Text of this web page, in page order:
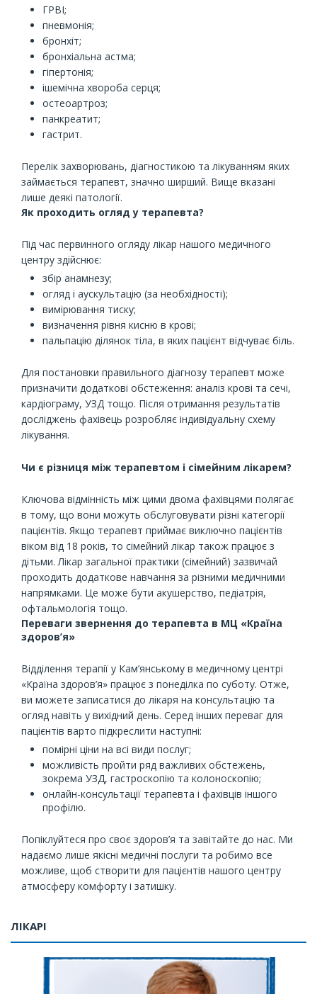
ГРВІ;
пневмонія;
бронхіт;
бронхіальна астма;
гіпертонія;
ішемічна хвороба серця;
остеоартроз;
панкреатит;
гастрит.
Перелік захворювань, діагностикою та лікуванням яких
займається терапевт, значно ширший. Вище вказані
лише деякі патології.
Як проходить огляд у терапевта?
Під час первинного огляду лікар нашого медичного
центру здійснює:
збір анамнезу;
огляд і аускультацію (за необхідності);
вимірювання тиску;
визначення рівня кисню в крові;
пальпацію ділянок тіла, в яких пацієнт відчуває біль.
Для постановки правильного діагнозу терапевт може
призначити додаткові обстеження: аналіз крові та сечі,
кардіограму, УЗД тощо. Після отримання результатів
досліджень фахівець розробляє індивідуальну схему
лікування.
Чи є різниця між терапевтом і сімейним лікарем?
Ключова відмінність між цими двома фахівцями полягає
в тому, що вони можуть обслуговувати різні категорії
пацієнтів. Якщо терапевт приймає виключно пацієнтів
віком від 18 років, то сімейний лікар також працює з
дітьми. Лікар загальної практики (сімейний) зазвичай
проходить додаткове навчання за різними медичними
напрямками. Це може бути акушерство, педіатрія,
офтальмологія тощо.
Переваги звернення до терапевта в МЦ «Країна
здоров’я»
Відділення терапії у Кам’янському в медичному центрі
«Країна здоров’я» працює з понеділка по суботу. Отже,
ви можете записатися до лікаря на консультацію та
огляд навіть у вихідний день. Серед інших переваг для
пацієнтів варто підкреслити наступні:
помірні ціни на всі види послуг;
можливість пройти ряд важливих обстежень,
зокрема УЗД, гастроскопію та колоноскопію;
онлайн-консультації терапевта і фахівців іншого
профілю.
Попіклуйтеся про своє здоров’я та завітайте до нас. Ми
надаємо лише якісні медичні послуги та робимо все
можливе, щоб створити для пацієнтів нашого центру
атмосферу комфорту і затишку.
ЛІКАРІ